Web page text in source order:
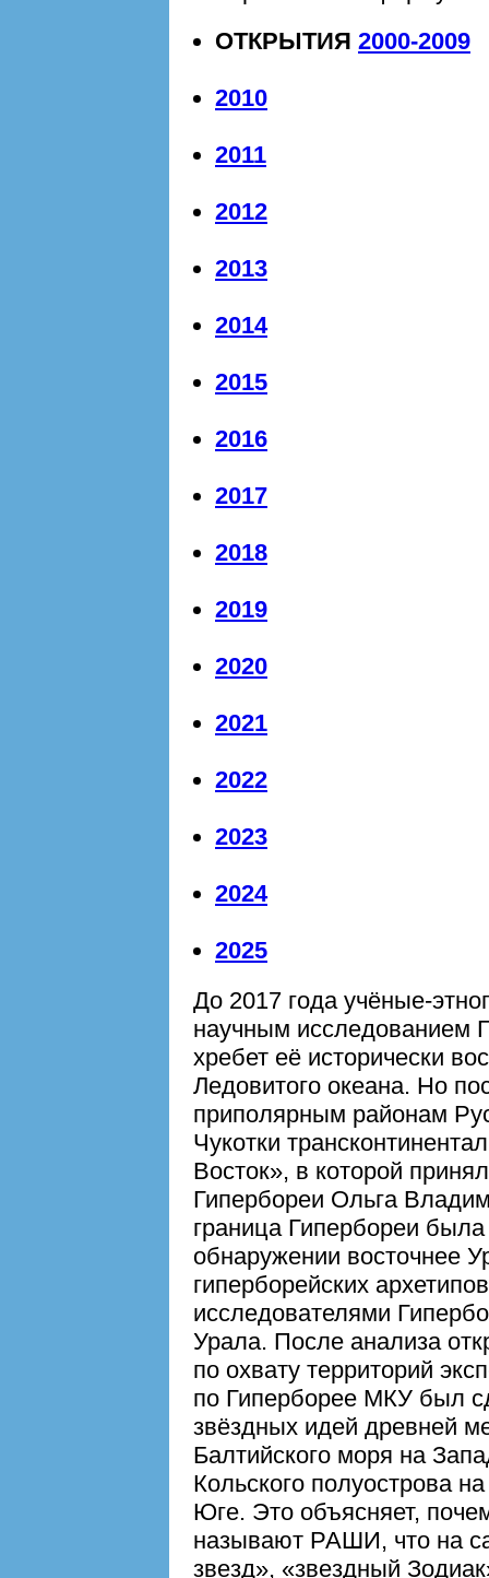
ОТКРЫТИЯ 2000-2009
2010
2011
2012
2013
2014
2015
2016
2017
2018
2019
2020
2021
2022
2023
2024
2025
До 2017 года учёные-
научным исследованием
хребет её исторически
Ледовитого океана. Но
приполярным районам
Чукотки
Восток», в которой
Гипербореи Ольга
граница Гипербореи
обнаружении восточнее
гиперборейских
исследователями
Урала. После анализа
по охвату территорий
по Гиперборее МКУ был
звёздных идей древней
Балтийского моря на
Кольского полуострова
Юге. Это объясняет,
называют РАШИ, что на
звезд», «звездный